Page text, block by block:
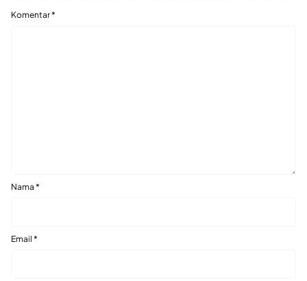
Komentar*
Nama *
Email *